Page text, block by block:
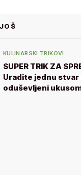
KULINARSKI TRIKOVI
SUPER TRIK ZA
Uradite jednu
oduševljeni